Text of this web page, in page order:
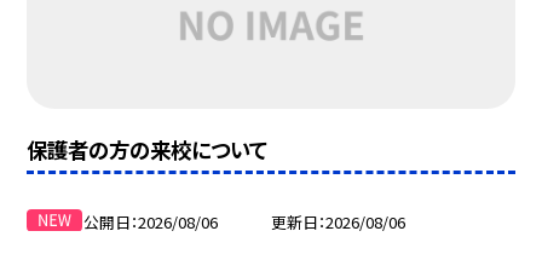
保護者の方の来校について
公開日 2026/08/06 更新日 2026/08/06